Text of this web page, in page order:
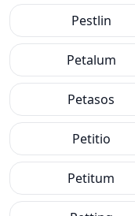
Pestlin
Petalum
Petasos
Petitio
Petitum